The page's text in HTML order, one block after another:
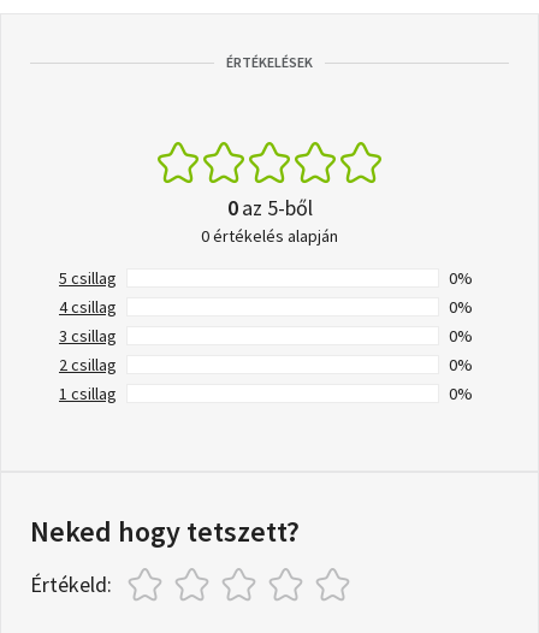
ÉRTÉKELÉSEK
0az 5-ből
0 értékelés alapján
5 csillag
0%
4 csillag
0%
3 csillag
0%
2 csillag
0%
1 csillag
0%
Neked hogy tetszett?
Értékeld: